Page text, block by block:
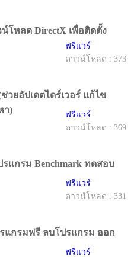
โหลด DirectX เพื่อติดตั้ง
ฟรีแวร์
ดาวน์โหลด : 373
วยอัปเดตไดร์เวอร์ แก้ไข
า)
ฟรีแวร์
ดาวน์โหลด : 369
รแกรม Benchmark ทดสอบ
ฟรีแวร์
ดาวน์โหลด : 331
รแกรมฟรี ลบโปรแกรม ออก
ฟรีแวร์